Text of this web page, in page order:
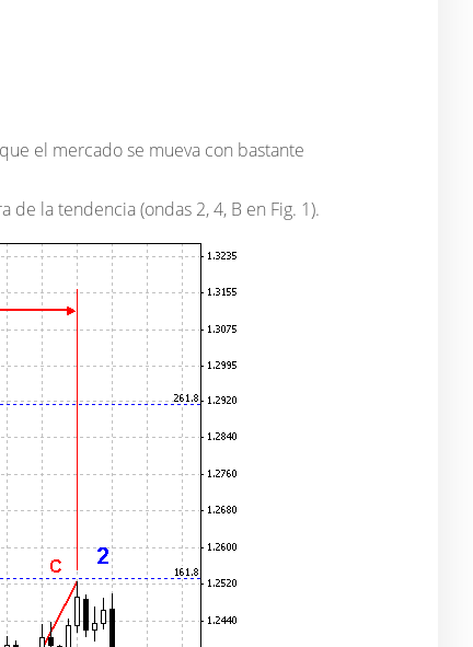
el mercado se mueva con bastante
la tendencia (ondas 2, 4, B en Fig. 1).